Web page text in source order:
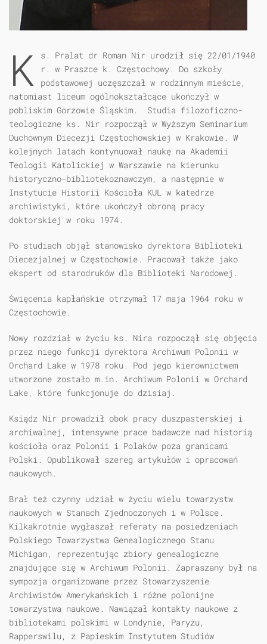
K
s. Pralat dr Roman Nir urodził się 22/01/1940
r. w Praszce k. Częstochowy. Do szkoły
podstawowej uczęszczał w rodzinnym mieście,
natomiast liceum ogólnokształcące ukończył w
pobliskim Gorzowie Śląskim. Studia filozoficzno-
teologiczne ks. Nir rozpoczął w Wyższym Seminarium
Duchownym Diecezji Częstochowskiej w Krakowie. W
kolejnych latach kontynuował naukę na Akademii
Teologii Katolickiej w Warszawie na kierunku
historyczno-bibliotekoznawczym, a następnie w
Instytucie Historii Kościoła KUL w katedrze
archiwistyki, które ukończył obroną pracy
doktorskiej w roku 1974.
Po studiach objął stanowisko dyrektora Biblioteki
Diecezjalnej w Częstochowie. Pracował także jako
ekspert od starodruków dla Biblioteki Narodowej.
Święcenia kapłańskie otrzymał 17 maja 1964 roku w
Częstochowie.
Nowy rozdział w życiu ks. Nira rozpoczął się objęcia
przez niego funkcji dyrektora Archiwum Polonii w
Orchard Lake w 1978 roku. Pod jego kierownictwem
utworzone zostało m.in. Archiwum Polonii w Orchard
Lake, które funkcjonuje do dzisiaj.
Ksiądz Nir prowadził obok pracy duszpasterskiej i
archiwalnej, intensywne prace badawcze nad historią
kościoła oraz Polonii i Polaków poza granicami
Polski. Opublikował szereg artykułów i opracowań
naukowych.
Brał też czynny udział w życiu wielu towarzystw
naukowych w Stanach Zjednoczonych i w Polsce.
Kilkakrotnie wygłaszał referaty na posiedzeniach
Polskiego Towarzystwa Genealogicznego Stanu
Michigan, reprezentując zbiory genealogiczne
znajdujące się w Archiwum Polonii. Zapraszany był na
sympozja organizowane przez Stowarzyszenie
Archiwistów Amerykańskich i różne polonijne
towarzystwa naukowe. Nawiązał kontakty naukowe z
bibliotekami polskimi w Londynie, Paryżu,
Rapperswilu, z Papieskim Instytutem Studiów